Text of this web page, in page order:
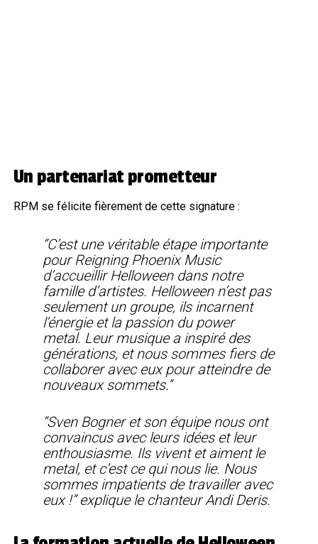
Un partenariat prometteur
RPM se félicite fièrement de cette signature :
“C’est une véritable étape importante
pour Reigning Phoenix Music
d’accueillir Helloween dans notre
famille d’artistes. Helloween n’est pas
seulement un groupe, ils incarnent
l’énergie et la passion du power
metal. Leur musique a inspiré des
générations, et nous sommes fiers de
collaborer avec eux pour atteindre de
nouveaux sommets.”
“Sven Bogner et son équipe nous ont
convaincus avec leurs idées et leur
enthousiasme. Ils vivent et aiment le
metal, et c’est ce qui nous lie. Nous
sommes impatients de travailler avec
eux !” explique le chanteur Andi Deris.